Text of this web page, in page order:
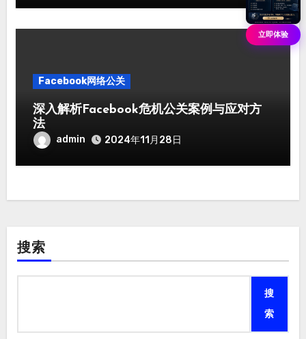
Facebook网络公关
深入解析Facebook危机公关案例与应对方
法
admin 2024年11月28日
搜索
搜
索
立即体验